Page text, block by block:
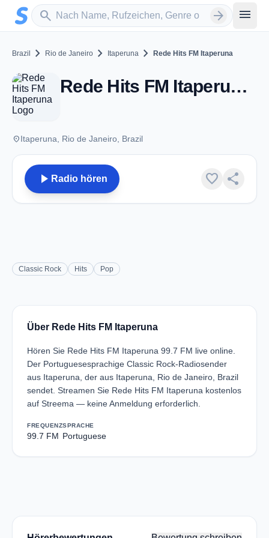
Zum Hauptinhalt springen
search
Sender suchen arrow_forward menu
Brazil chevron_right Rio de Janeiro chevron_right Itaperuna chevron_right Rede Hits FM Itaperuna
Rede Hits FM Itaperuna - FM 99.7 - Itaperuna
placeItaperuna, Rio de Janeiro, Brazil
play_arrow Radio hören favorite share
Classic Rock Hits Pop
Über Rede Hits FM Itaperuna
Hören Sie Rede Hits FM Itaperuna 99.7 FM live online.
Der Portuguesesprachige Classic Rock-Radiosender
aus Itaperuna, der aus Itaperuna, Rio de Janeiro, Brazil
sendet. Streamen Sie Rede Hits FM Itaperuna kostenlos
auf Streema — keine Anmeldung erforderlich.
FREQUENZ
99.7 FM
SPRACHE
Portuguese